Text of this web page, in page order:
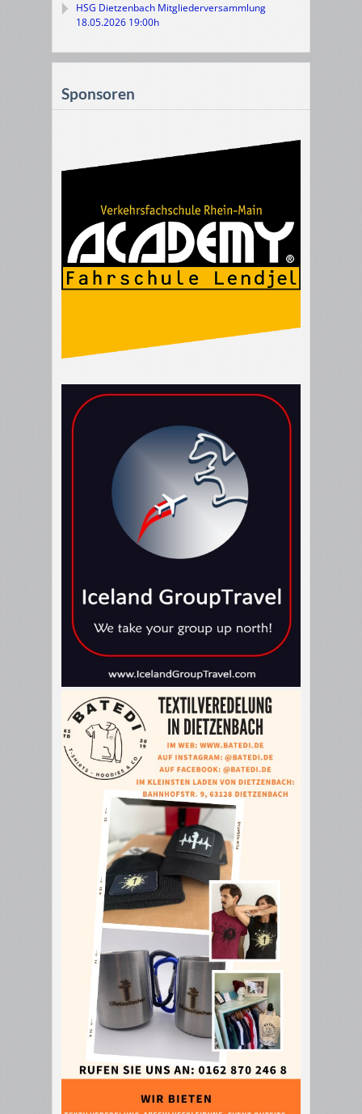
HSG Dietzenbach Mitgliederversammlung
18.05.2026 19:00h
Sponsoren